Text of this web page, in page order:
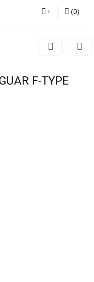
Zarejestruj się
(0)
F-TYPE